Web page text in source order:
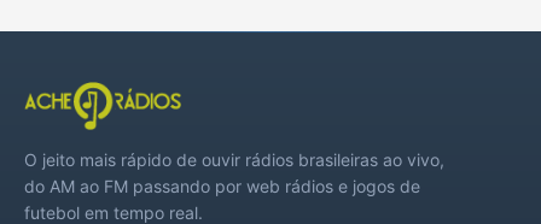
O jeito mais rápido de ouvir rádios brasileiras ao vivo,
do AM ao FM passando por web rádios e jogos de
futebol em tempo real.